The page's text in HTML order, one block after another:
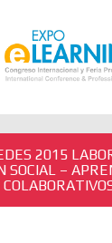
2015
SOCIAL –